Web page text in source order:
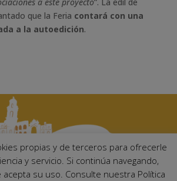
que la Feria contará con una
a la autoedición.
propias y de terceros para ofrecerle
y servicio. Si continúa navegando,
su uso. Consulte nuestra Política